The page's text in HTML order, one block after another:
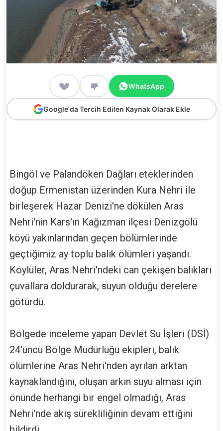
WhatsApp
Google'da Tercih Edilen Kaynak Olarak Ekle
Bingöl ve Palandöken Dağları eteklerinden
doğup Ermenistan üzerinden Kura Nehri ile
birleşerek Hazar Denizi'ne dökülen Aras
Nehri'nin Kars'ın Kağızman ilçesi Denizgölü
köyü yakınlarından geçen bölümlerinde
geçtiğimiz ay toplu balık ölümleri yaşandı.
Köylüler, Aras Nehri'ndeki can çekişen balıkları
çuvallara doldurarak, suyun olduğu derelere
götürdü.
Bölgede inceleme yapan Devlet Su İşleri (DSİ)
24'üncü Bölge Müdürlüğü ekipleri, balık
ölümlerine Aras Nehri'nden ayrılan arktan
kaynaklandığını, oluşan arkın suyu alması için
önünde herhangi bir engel olmadığı, Aras
Nehri'nde akış sürekliliğinin devam ettiğini